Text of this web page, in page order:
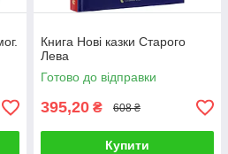
Книга Нові казки Старого
Лева
Готово до відправки
395,20 ₴ 608 ₴
Купити